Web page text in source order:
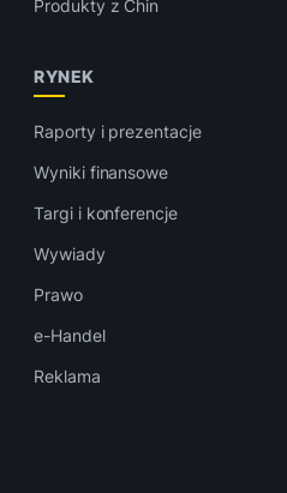
Produkty z Chin
RYNEK
Raporty i prezentacje
Wyniki finansowe
Targi i konferencje
Wywiady
Prawo
e-Handel
Reklama